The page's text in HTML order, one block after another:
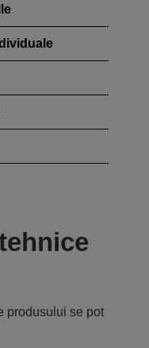
produsului se pot